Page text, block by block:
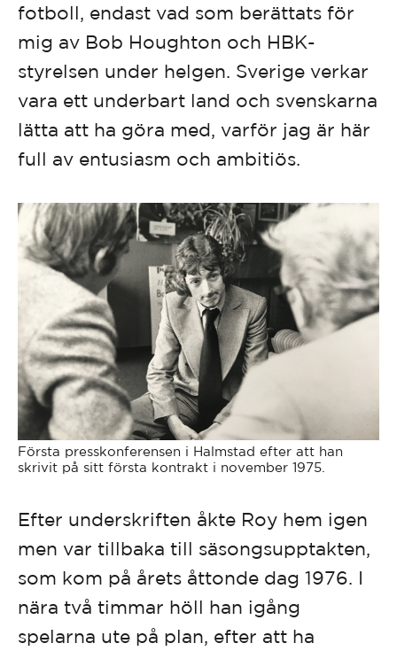
fotboll, endast vad som berättats för
mig av Bob Houghton och HBK-
styrelsen under helgen. Sverige verkar
vara ett underbart land och svenskarna
lätta att ha göra med, varför jag är här
full av entusiasm och ambitiös.
Första presskonferensen i Halmstad efter att han
skrivit på sitt första kontrakt i november 1975.
Efter underskriften åkte Roy hem igen
men var tillbaka till säsongsupptakten,
som kom på årets åttonde dag 1976. I
nära två timmar höll han igång
spelarna ute på plan, efter att ha